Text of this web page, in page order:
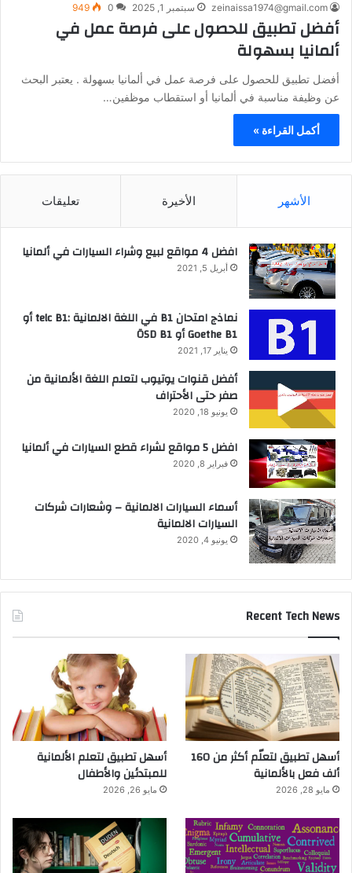
zeinaissa1974@gmail.com سبتمبر 1, 2025 0
949
أفضل تطبيق للحصول على فرصة عمل في
ألمانيا بسهولة
أفضل تطبيق للحصول على فرصة عمل في ألمانيا بسهولة . يعتبر البحث
عن وظيفة مناسبة في ألمانيا أو استقطاب موظفين…
أكمل القراءة »
الأشهر الأخيرة تعليقات
افضل 4 مواقع لبيع وشراء السيارات في ألمانيا
أبريل 5, 2021
نماذج امتحان B1 في اللغة الالمانية :telc B1 أو
Goethe B1 أو ÖSD B1
يناير 17, 2021
أفضل قنوات يوتيوب لتعلم اللغة الألمانية من
صفر حتى الأحتراف
يونيو 18, 2020
افضل 5 مواقع لشراء قطع السيارات في ألمانيا
فبراير 8, 2020
أسماء السيارات الالمانية – وشعارات شركات
السيارات الالمانية
يونيو 4, 2020
Recent Tech News
أسهل تطبيق لتعلّم أكثر من 160
ألف فعل بالألمانية
مايو 28, 2026
أسهل تطبيق لتعلم الألمانية
للمبتدئين والأطفال
مايو 26, 2026